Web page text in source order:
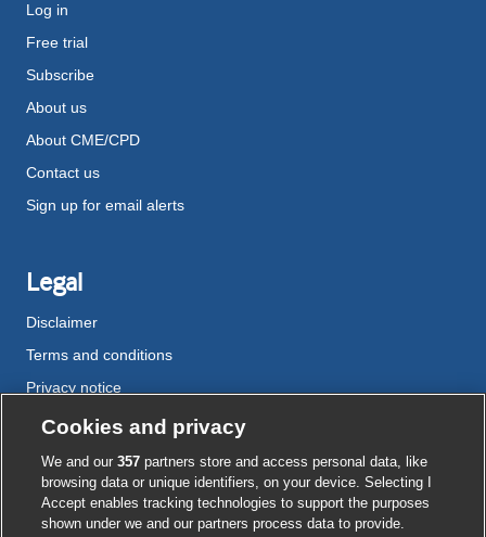
Log in
Free trial
Subscribe
About us
About CME/CPD
Contact us
Sign up for email alerts
Legal
Disclaimer
Terms and conditions
Privacy notice
Cookie policy
Accessibility
ExternalExternalExternalExternalExternal
Cookies and privacy
We and our357 partners store and access personal data, like
browsing data or unique identifiers, on your device. Selecting I
Accept enables tracking technologies to support the purposes
shown under we and our partners process data to provide.